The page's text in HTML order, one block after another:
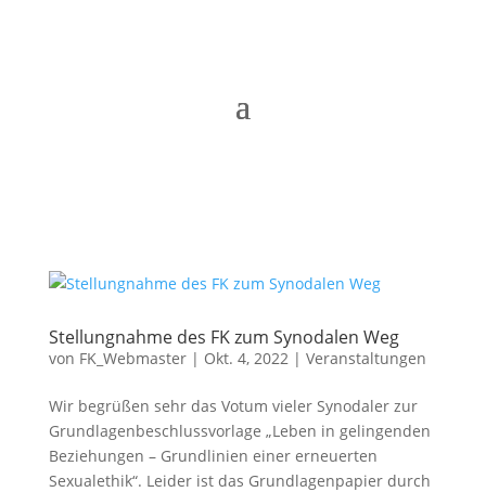
Stellungnahme des FK zum Synodalen Weg
von FK_Webmaster| Okt. 4, 2022| Veranstaltungen
Wir begrüßen sehr das Votum vieler Synodaler zur
Grundlagenbeschlussvorlage „Leben in gelingenden
Beziehungen – Grundlinien einer erneuerten
Sexualethik“. Leider ist das Grundlagenpapier durch